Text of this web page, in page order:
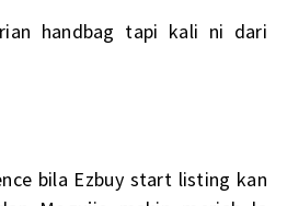
handbag tapi kali ni dari
bila Ezbuy start listing kan